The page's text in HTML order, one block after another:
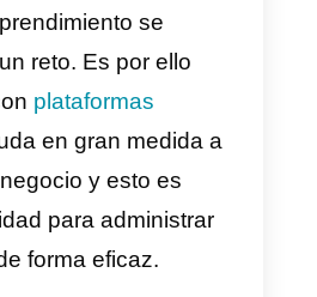
Siempre
la forma de impulsar
pero a medida
va creciendo
de una mayor